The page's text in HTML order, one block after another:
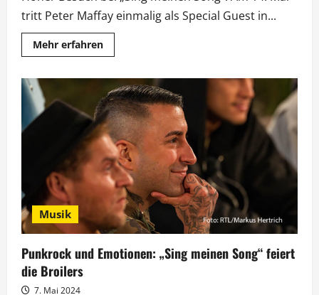
tritt Peter Maffay einmalig als Special Guest in...
Mehr erfahrenMehr
Informationen
meinen
Song“:
Musik
und
Storys
von
Peter
Maffay
Musik
Punkrock und Emotionen: „Sing meinen Song“ feiert
die Broilers
7. Mai 2024